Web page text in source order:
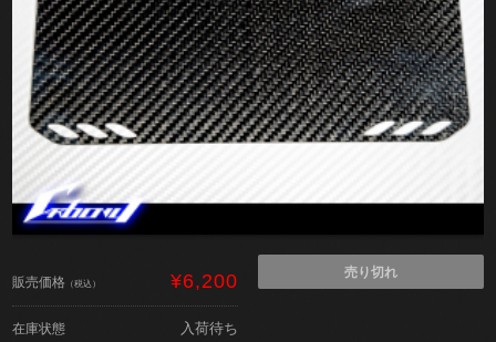
販売価格 （税込） ¥6,200
在庫状態 入荷待ち
売り切れ